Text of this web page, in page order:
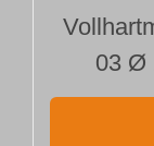
03 Ø